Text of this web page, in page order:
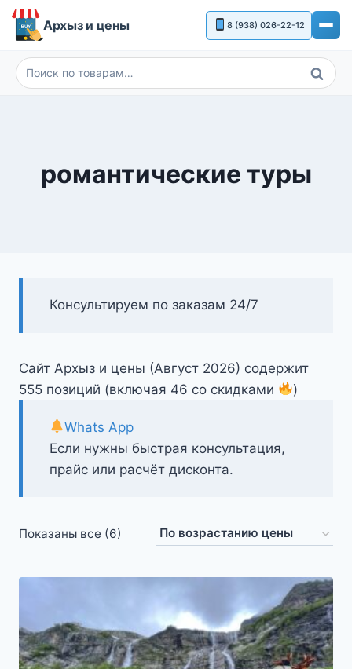
Перейти
Архыз и цены 8 (938) 026-22-12
Искать:
Поиск
романтические туры
Консультируем по заказам 24/7
Сайт Архыз и цены (Август 2026) содержит
555 позиций (включая 46 со скидками
)
Если нужны быстрая консультация,
прайс или расчёт дисконта.
Whats App
Показаны все (6)
возрастанию